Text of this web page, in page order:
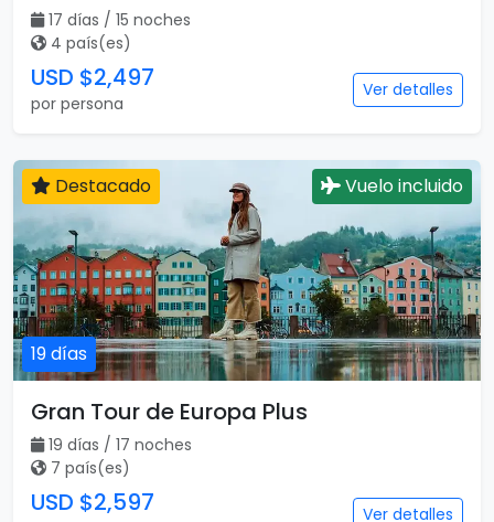
17 días / 15 noches
4 país(es)
USD $2,497
por persona
Ver detalles
19 días
Destacado Vuelo incluido
Gran Tour de Europa Plus
19 días / 17 noches
7 país(es)
USD $2,597 Ver detalles